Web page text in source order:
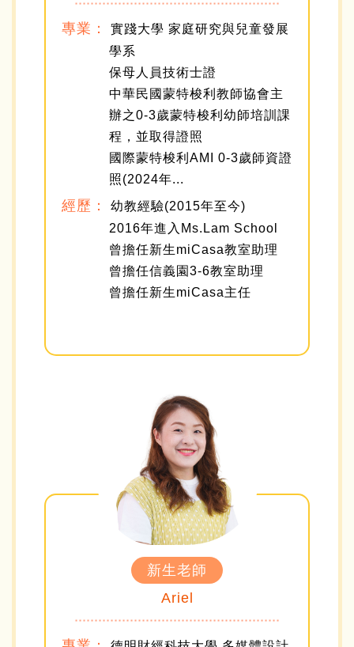
專業：
實踐大學 家庭研究與兒童發展
學系
保母人員技術士證
中華民國蒙特梭利教師協會主
辦之0-3歲蒙特梭利幼師培訓課
程，並取得證照
國際蒙特梭利AMI 0-3歲師資證
照(2024年...
經歷：
幼教經驗(2015年至今)
2016年進入Ms.Lam School
曾擔任新生miCasa教室助理
曾擔任信義園3-6教室助理
曾擔任新生miCasa主任
新生老師
Ariel